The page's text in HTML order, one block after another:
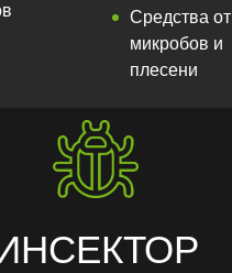
Средства от
микробов и
плесени